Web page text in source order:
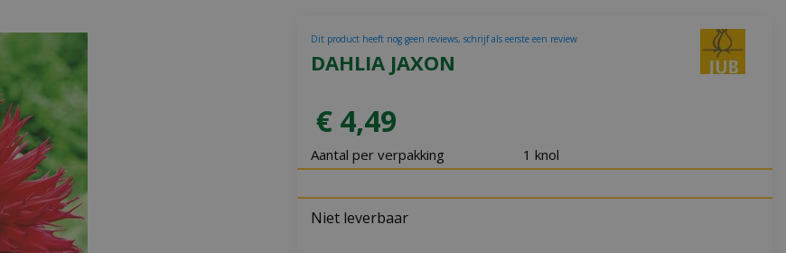
DAHLIA JAXON
Dit product heeft nog geen reviews, schrijf als eerste een review
€ 4,49
Aantal per verpakking 1 knol
Niet leverbaar